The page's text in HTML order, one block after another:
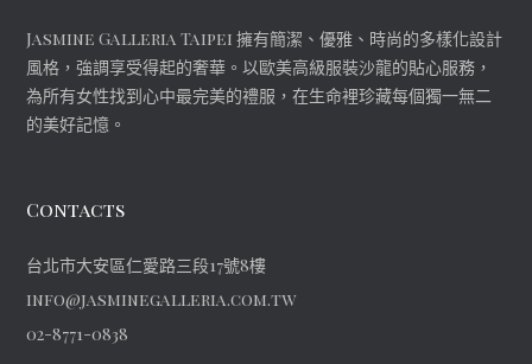
Jasmine Galleria Taipei 擁有簡潔、優雅、時尚的多樣化設計
風格，強調享受得起的奢華。以歐美高級服裝沙龍的貼心服務，
為所有女性找到心中最完美的禮服，在生命裡珍藏每個獨一無二
的美好記憶。
Contacts
台北市大安區仁愛路三段17號8樓
info@jasminegalleria.com.tw
02-8771-0838